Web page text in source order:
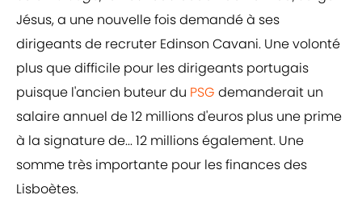
Jésus, a une nouvelle fois demandé à ses
dirigeants de recruter Edinson Cavani. Une volonté
plus que difficile pour les dirigeants portugais
puisque l'ancien buteur du PSG demanderait un
salaire annuel de 12 millions d'euros plus une prime
à la signature de... 12 millions également. Une
somme très importante pour les finances des
Lisboètes.